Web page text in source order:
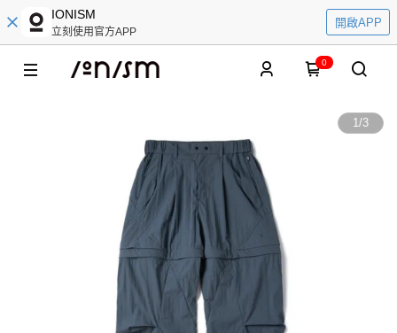
IONISM
立刻使用官方APP
開啟APP
0
1/3